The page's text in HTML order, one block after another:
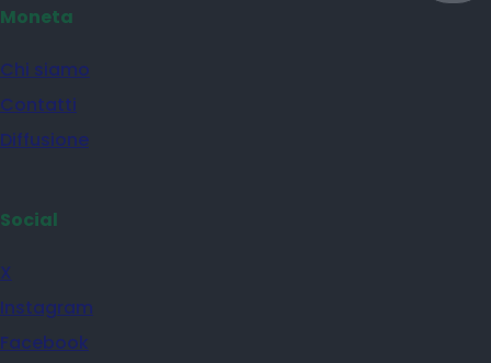
Moneta
Chi siamo
Contatti
Diffusione
Social
X
Instagram
Facebook